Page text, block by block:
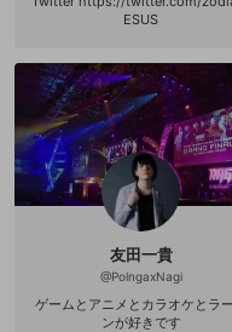
ESUS
友田一貴
@PolngaxNagi
ゲームとアニメとカラオケとラ
ンが好きです